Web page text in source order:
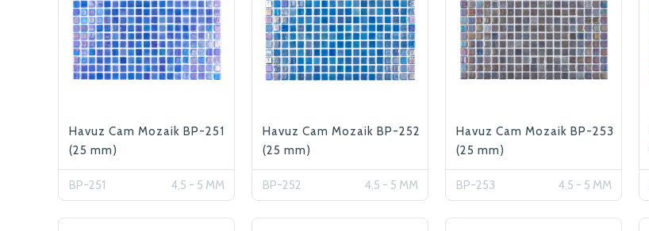
Havuz Cam Mozaik BP-251
(25 mm)
BP-251 4,5 - 5 MM
Havuz Cam Mozaik BP-252
(25 mm)
BP-252 4,5 - 5 MM
Havuz Cam Mozaik BP-253
(25 mm)
BP-253 4,5 - 5 MM